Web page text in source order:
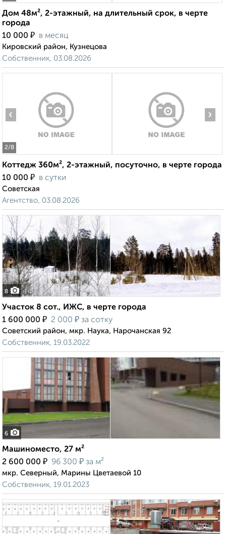
Дом 48м², 2-этажный, на длительный срок, в черте
города
10 000 ₽ в месяц
Кировский район, Кузнецова
Собственник, 03.08.2026
2/8
‹ ›
Коттедж 360м², 2-этажный, посуточно, в черте города
10 000 ₽ в сутки
Советская
Агентство, 03.08.2026
8
Участок 8 сот., ИЖС, в черте города
1 600 000 ₽ 2 000 ₽ за сотку
Советский район, мкр. Наука, Нарочанская 92
Собственник, 19.03.2022
6
Машиноместо, 27 м²
2 600 000 ₽ 96 300 ₽ за м²
мкр. Северный, Марины Цветаевой 10
Собственник, 19.01.2023